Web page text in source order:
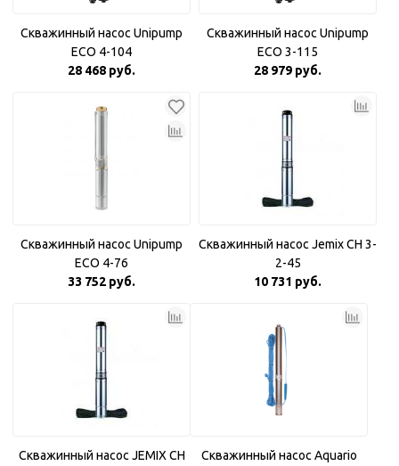
Скважинный насос Unipump
ECO 4-104
28 468 руб.
Скважинный насос Unipump
ECO 3-115
28 979 руб.
Скважинный насос Unipump
ECO 4-76
33 752 руб.
Скважинный насос Jemix CH 3-
2-45
10 731 руб.
Скважинный насос JEMIX CH
Скважинный насос Aquario